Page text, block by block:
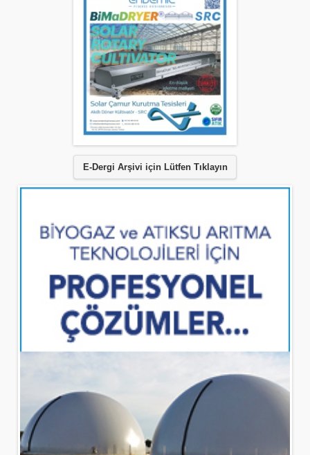
E-Dergi Arşivi için Lütfen Tıklayın